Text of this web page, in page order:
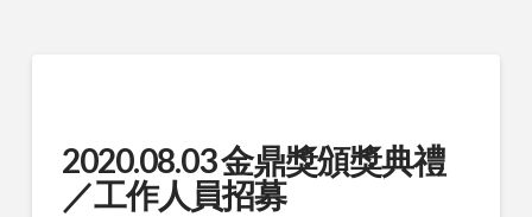
2020.08.03 金鼎獎頒獎典禮
／工作人員招募